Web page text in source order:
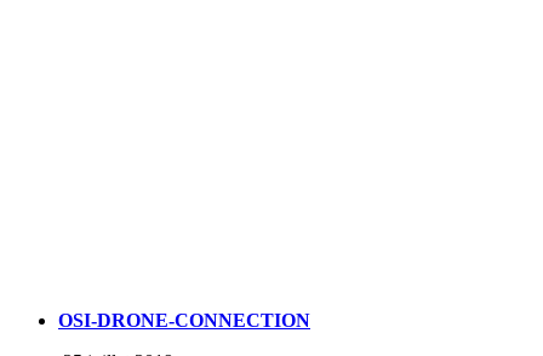
OSI-DRONE-CONNECTION